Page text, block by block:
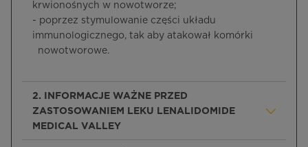
krwionośnych w nowotworze;
- poprzez stymulowanie części układu
immunologicznego, tak aby atakował komórki
nowotworowe.
2. INFORMACJE WAŻNE PRZED
ZASTOSOWANIEM LEKU LENALIDOMIDE
MEDICAL VALLEY